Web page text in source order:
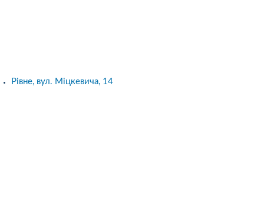
Рівне, вул. Міцкевича, 14